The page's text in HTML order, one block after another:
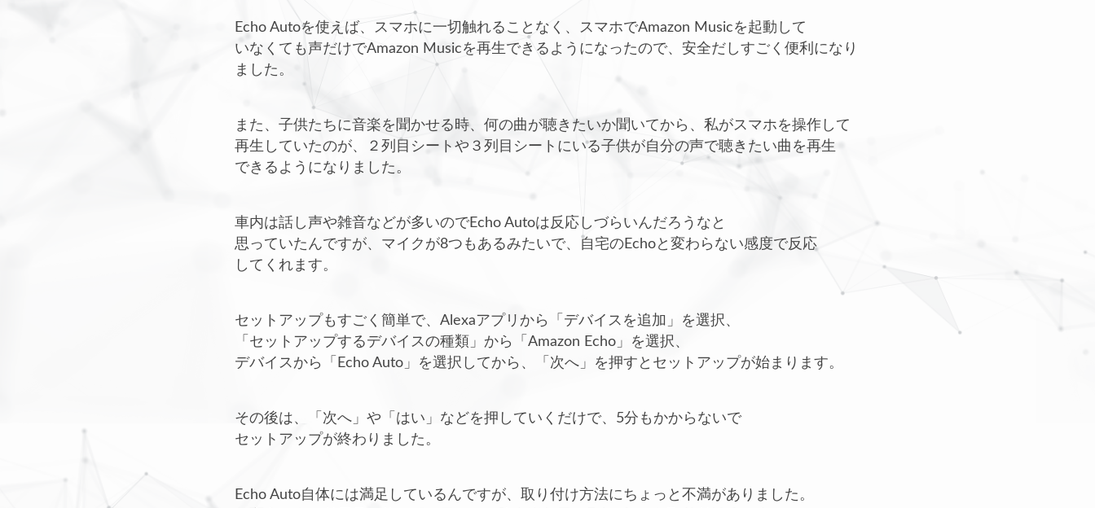
Echo Autoを使えば、スマホに一切触れることなく、スマホでAmazon Musicを起動して
いなくても声だけでAmazon Musicを再生できるようになったので、安全だしすごく便利になり
ました。
また、子供たちに音楽を聞かせる時、何の曲が聴きたいか聞いてから、私がスマホを操作して
再生していたのが、２列目シートや３列目シートにいる子供が自分の声で聴きたい曲を再生
できるようになりました。
車内は話し声や雑音などが多いのでEcho Autoは反応しづらいんだろうなと
思っていたんですが、マイクが8つもあるみたいで、自宅のEchoと変わらない感度で反応
してくれます。
セットアップもすごく簡単で、Alexaアプリから「デバイスを追加」を選択、
「セットアップするデバイスの種類」から「Amazon Echo」を選択、
デバイスから「Echo Auto」を選択してから、「次へ」を押すとセットアップが始まります。
その後は、「次へ」や「はい」などを押していくだけで、5分もかからないで
セットアップが終わりました。
Echo Auto自体には満足しているんですが、取り付け方法にちょっと不満がありました。